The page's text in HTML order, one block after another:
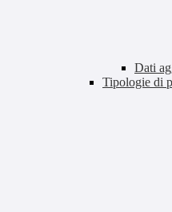
Dati
Tipologie di